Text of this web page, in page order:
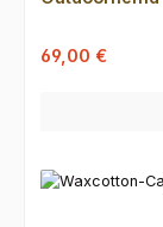
Verkaufspreis:
69,00 €